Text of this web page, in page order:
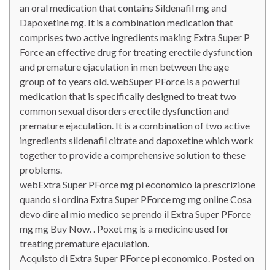
an oral medication that contains Sildenafil mg and
Dapoxetine mg. It is a combination medication that
comprises two active ingredients making Extra Super P
Force an effective drug for treating erectile dysfunction
and premature ejaculation in men between the age
group of to years old. webSuper PForce is a powerful
medication that is specifically designed to treat two
common sexual disorders erectile dysfunction and
premature ejaculation. It is a combination of two active
ingredients sildenafil citrate and dapoxetine which work
together to provide a comprehensive solution to these
problems.
webExtra Super PForce mg pi economico la prescrizione
quando si ordina Extra Super PForce mg mg online Cosa
devo dire al mio medico se prendo il Extra Super PForce
mg mg Buy Now. . Poxet mg is a medicine used for
treating premature ejaculation.
Acquisto di Extra Super PForce pi economico. Posted on